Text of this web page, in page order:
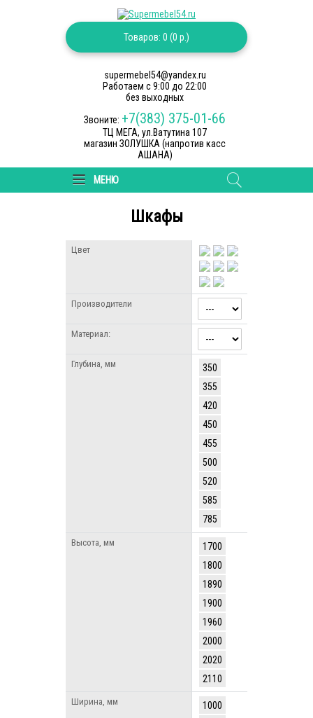
Товаров: 0 (0 р.)
supermebel54@yandex.ru
Работаем c 9:00 до 22:00
без выходных
Звоните: +7(383) 375-01-66
ТЦ МЕГА, ул.Ватутина 107
магазин ЗОЛУШКА (напротив касс
АШАНА)
МЕНЮ
Шкафы
Цвет
Производители
Материал:
Глубина, мм
350
355
420
450
455
500
520
585
785
Высота, мм
1700
1800
1890
1900
1960
2000
2020
2110
Ширина, мм
1000